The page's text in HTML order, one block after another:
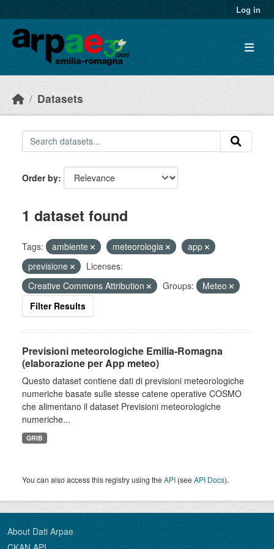
Log in
Datasets
Order by
1 dataset found
Tags: ambiente meteorologia
app
previsione
Licenses:
Creative Commons Attribution
Groups:
Meteo
Filter Results
Previsioni meteorologiche Emilia-Romagna
(elaborazione per App meteo)
Questo dataset contiene dati di previsioni meteorologiche
numeriche basate sulle stesse catene operative COSMO
che alimentano il dataset Previsioni meteorologiche
numeriche...
GRIB
You can also access this registry using theAPI (seeAPI Docs).
About Dati Arpae